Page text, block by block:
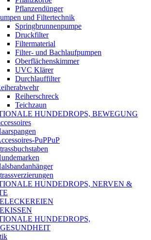
Pflanzendünger
und Filtertechnik
Springbrunnenpumpe
Druckfilter
Filtermaterial
Filter- und Bachlaufpumpen
Oberflächenskimmer
UVC Klärer
Durchlauffilter
Reiherschreck
Teichzaun
HUNDEDROPS, BEWEGUNG
PuPPuP
HUNDEDROPS, NERVEN &
HUNDEDROPS,